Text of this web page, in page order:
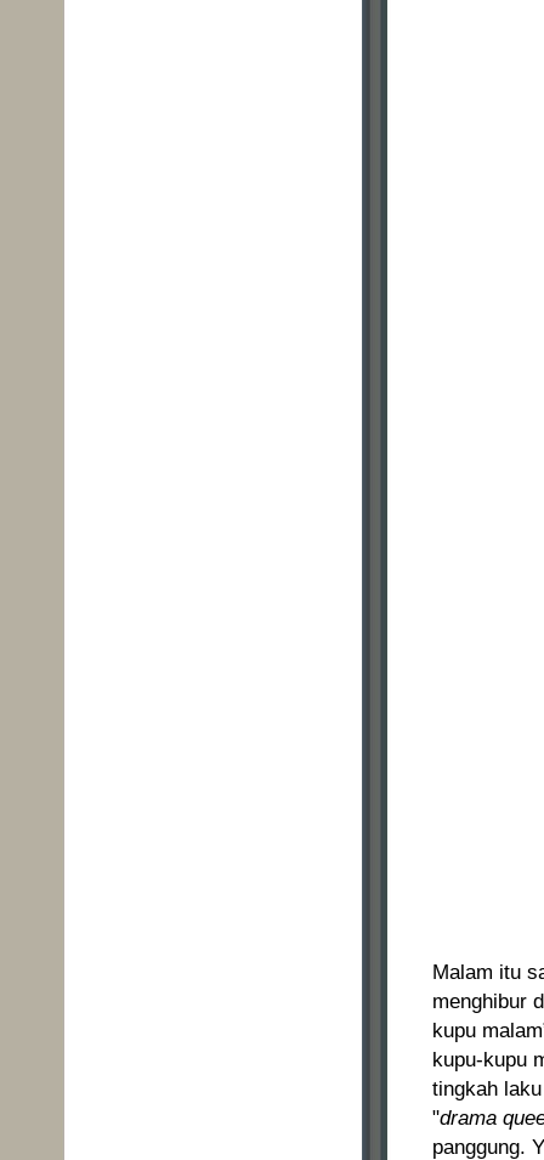
Malam itu
menghibur
kupu
kupu-kupu
tingkah
"drama
panggung.